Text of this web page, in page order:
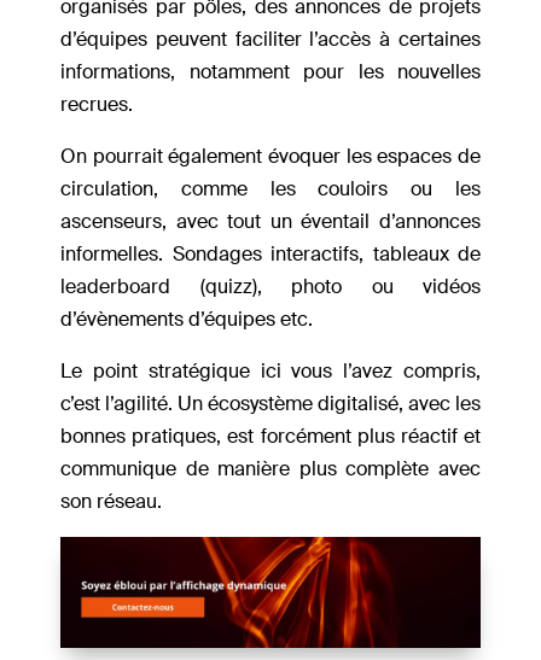
organisés par pôles, des annonces de projets
d’équipes peuvent faciliter l’accès à certaines
informations, notamment pour les nouvelles
recrues.
On pourrait également évoquer les espaces de
circulation, comme les couloirs ou les
ascenseurs, avec tout un éventail d’annonces
informelles. Sondages interactifs, tableaux de
leaderboard (quizz), photo ou vidéos
d’évènements d’équipes etc.
Le point stratégique ici vous l’avez compris,
c’est l’agilité. Un écosystème digitalisé, avec les
bonnes pratiques, est forcément plus réactif et
communique de manière plus complète avec
son réseau.